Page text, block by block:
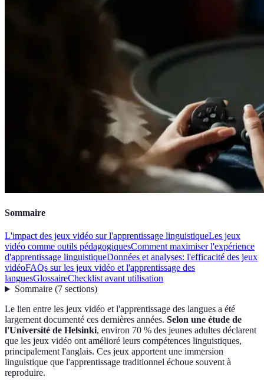
Sommaire
L'impact des jeux vidéo sur l'apprentissage linguistiqueLes jeux
vidéo comme outils pédagogiquesComment maximiser l'expérience
d'apprentissage linguistiqueDonnées et analyses: l'efficacité des jeux
vidéoFAQs sur les jeux vidéo et l'apprentissage des
languesGlossaireChecklist avant utilisation
Sommaire(7 sections)
Le lien entre les jeux vidéo et l'apprentissage des langues a été
largement documenté ces dernières années. Selon une étude de
l'Université de Helsinki, environ 70 % des jeunes adultes déclarent
que les jeux vidéo ont amélioré leurs compétences linguistiques,
principalement l'anglais. Ces jeux apportent une immersion
linguistique que l'apprentissage traditionnel échoue souvent à
reproduire.